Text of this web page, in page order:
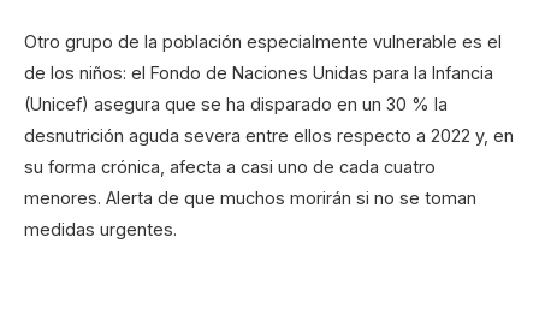
Otro grupo de la población especialmente vulnerable es el
de los niños: el Fondo de Naciones Unidas para la Infancia
(Unicef) asegura que se ha disparado en un 30 % la
desnutrición aguda severa entre ellos respecto a 2022 y, en
su forma crónica, afecta a casi uno de cada cuatro
menores. Alerta de que muchos morirán si no se toman
medidas urgentes.